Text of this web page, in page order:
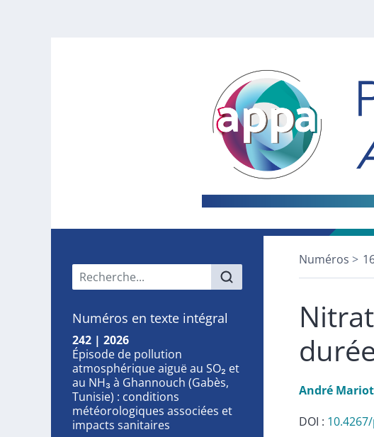
Menu principal
Numéros en texte intégral
242 | 2026
Épisode de pollution
atmosphérique aiguë au SO₂ et
au NH₃ à Ghannouch (Gabès,
Tunisie) : conditions
météorologiques associées et
impacts sanitaires
Numéros
André
DOI :